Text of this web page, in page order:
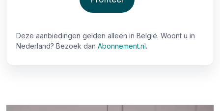
Deze aanbiedingen gelden alleen in België. Woont u in
Nederland? Bezoek dan Abonnement.nl.